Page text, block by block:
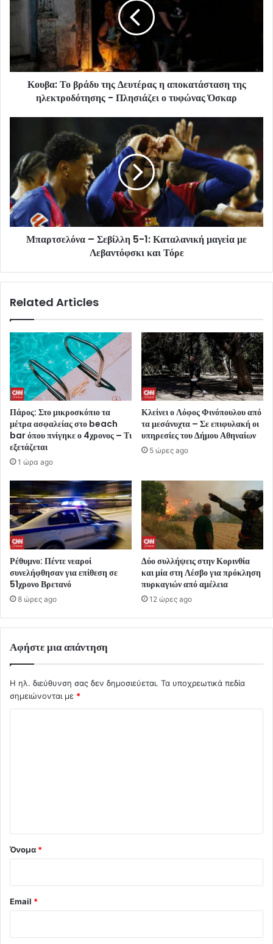
Κουβα: Το βράδυ της Δευτέρας η αποκατάσταση της
ηλεκτροδότησης - Πλησιάζει ο τυφώνας Όσκαρ
Μπαρτσελόνα – Σεβίλλη 5-1: Καταλανική μαγεία με
Λεβαντόφσκι και Τόρε
Related Articles
Πάρος: Στο μικροσκόπιο τα
μέτρα ασφαλείας στο beach
bar όπου πνίγηκε ο 4χρονος – Τι
εξετάζεται
1 ώρα ago
Κλείνει ο Λόφος Φινόπουλου από
τα μεσάνυχτα – Σε επιφυλακή οι
υπηρεσίες του Δήμου Αθηναίων
5 ώρες ago
Ρέθυμνο: Πέντε νεαροί
συνελήφθησαν για επίθεση σε
51χρονο Βρετανό
8 ώρες ago
Δύο συλλήψεις στην Κορινθία
και μία στη Λέσβο για πρόκληση
πυρκαγιών από αμέλεια
12 ώρες ago
Αφήστε μια απάντηση
Η ηλ. διεύθυνση σας δεν δημοσιεύεται. Τα υποχρεωτικά πεδία
σημειώνονται με *
Όνομα *
Email *